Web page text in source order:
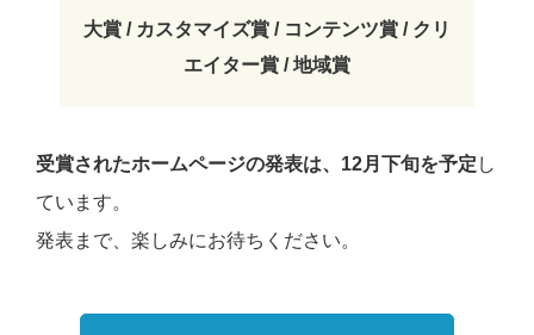
大賞 / カスタマイズ賞 / コンテンツ賞 / クリ
エイター賞 / 地域賞
受賞されたホームページの発表は、12月下旬を予定 し
ています。
発表まで、楽しみにお待ちください。